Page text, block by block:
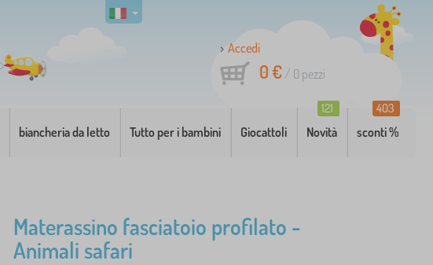
Accedi
0 €/ 0 pezzi
biancheria da letto Tutto per i bambini Giocattoli Novità
121
sconti %
403
Materassino fasciatoio profilato -
Animali safari